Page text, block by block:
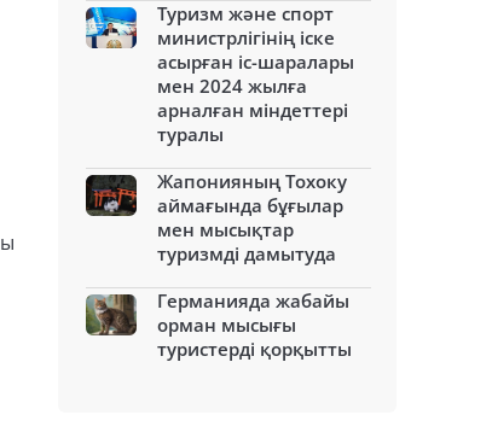
Туризм және спорт
министрлігінің іске
асырған іс-шаралары
мен 2024 жылға
арналған міндеттері
туралы
Жапонияның Тохоку
аймағында бұғылар
мен мысықтар
туризмді дамытуда
Германияда жабайы
орман мысығы
туристерді қорқытты